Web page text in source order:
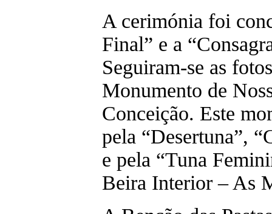
A cerimónia foi
Final” e a
Seguiram-se as
Monumento de
Conceição. Este
pela “Desertuna”,
e pela “Tuna
Beira Interior – As